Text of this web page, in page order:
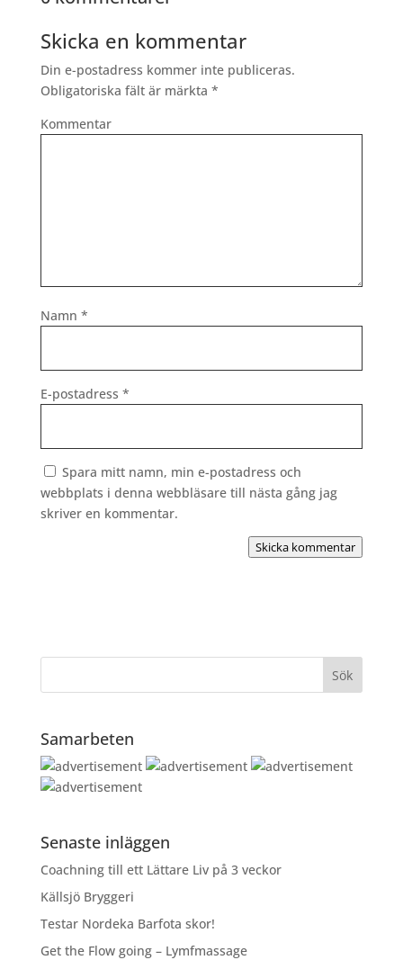
Skicka en kommentar
Din e-postadress kommer inte publiceras.
Obligatoriska fält är märkta *
Kommentar
Namn *
E-postadress *
Spara mitt namn, min e-postadress och
webbplats i denna webbläsare till nästa gång jag
skriver en kommentar.
Skicka kommentar
Samarbeten
Senaste inläggen
Coachning till ett Lättare Liv på 3 veckor
Källsjö Bryggeri
Testar Nordeka Barfota skor!
Get the Flow going – Lymfmassage